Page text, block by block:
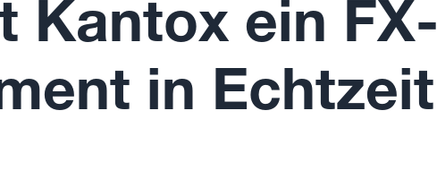
Kantox ein FX-
in Echtzeit